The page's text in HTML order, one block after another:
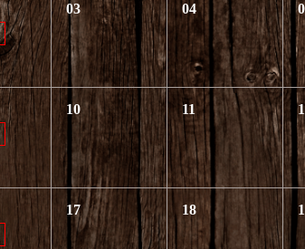
03 04
10 11
17 18